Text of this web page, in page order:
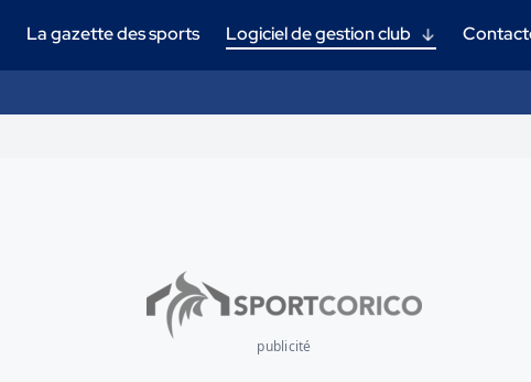
La gazette des sports Logiciel de gestion club
publicité